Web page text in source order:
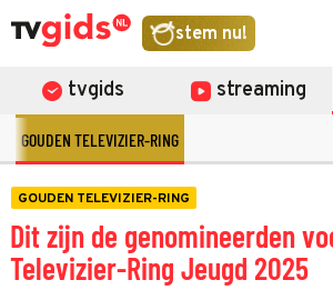
stem nu!
tvgids streaming
GOUDEN TELEVIZIER-RING
GOUDEN TELEVIZIER-RING
Dit zijn de genomineerden
Televizier-Ring Jeugd 2025